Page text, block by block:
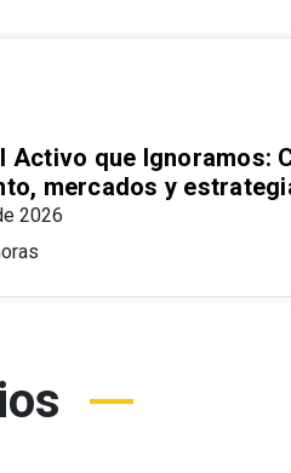
Activo que Ignoramos:
mercados y
2026